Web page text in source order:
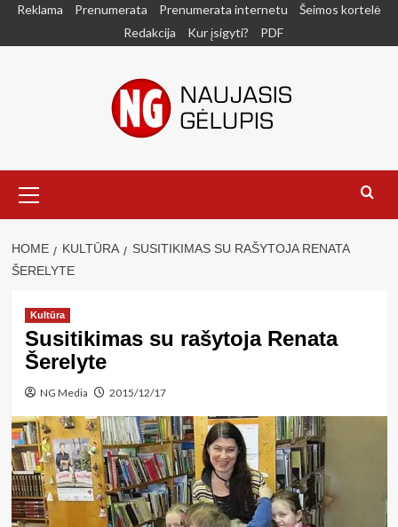
SkipReklama Prenumerata Prenumerata internetu
Šeimos kortelė
Redakcija
Kur įsigyti? PDF
Menu
HOME KULTŪRA
SUSITIKIMAS SU RAŠYTOJA RENATA
ŠERELYTE
Kultūra
Susitikimas su rašytoja Renata
Šerelyte
NG Media 2015/12/17